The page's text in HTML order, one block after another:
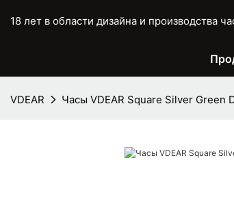
18 лет в области дизайна и производства
VDEAR Часы VDEAR Square Silver Green